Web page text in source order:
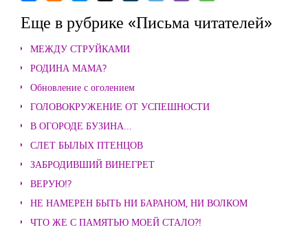
Еще в рубрике «Письма читателей»
МЕЖДУ СТРУЙКАМИ
РОДИНА МАМА?
Обновление с оголением
ГОЛОВОКРУЖЕНИЕ ОТ УСПЕШНОСТИ
В ОГОРОДЕ БУЗИНА...
СЛЕТ БЫЛЫХ ПТЕНЦОВ
ЗАБРОДИВШИЙ ВИНЕГРЕТ
ВЕРУЮ!?
НЕ НАМЕРЕН БЫТЬ НИ БАРАНОМ, НИ ВОЛКОМ
ЧТО ЖЕ С ПАМЯТЬЮ МОЕЙ СТАЛО?!